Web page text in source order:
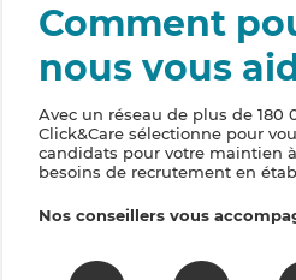
Comment
nous vous
Avec un réseau de plus de 180
Click&Care sélectionne pour
candidats pour votre maintien
besoins de recrutement en
Nos conseillers vous